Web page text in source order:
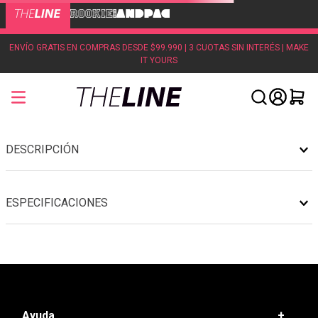
ENVÍO GRATIS EN COMPRAS DESDE $99.990 | 3 CUOTAS SIN INTERÉS | MAKE
IT YOURS
DESCRIPCIÓN
ESPECIFICACIONES